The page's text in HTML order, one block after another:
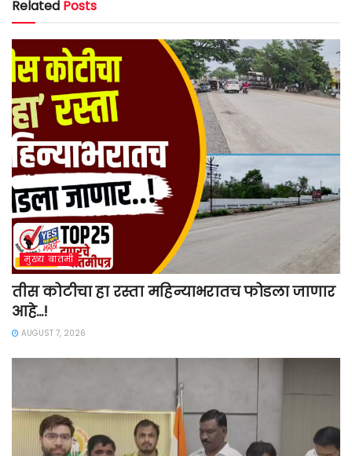
Related Posts
मुख्य बातमी
तीस कोटीचा हा रस्ता महिन्याभरातच फोडला जाणार
आहे…!
AUGUST 7, 2026